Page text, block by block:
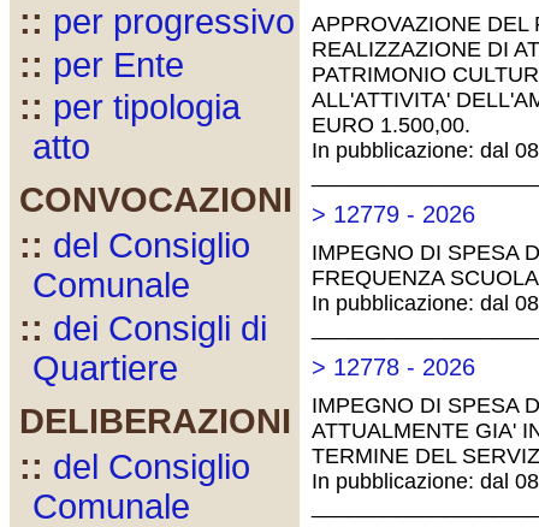
:: per progressivo
:: per Ente
:: per tipologia
atto
CONVOCAZIONI
:: del Consiglio
Comunale
:: dei Consigli di
Quartiere
DELIBERAZIONI
:: del Consiglio
Comunale
APPROVAZIONE DEL
REALIZZAZIONE DI
PATRIMONIO
ALL'ATTIVITA'
EURO 1.500,00.
In pubblicazione: dal
> 12779 - 2026
IMPEGNO DI SPESA
FREQUENZA
In pubblicazione: dal
> 12778 - 2026
IMPEGNO DI SPESA
ATTUALMENTE GIA'
TERMINE DEL
In pubblicazione: dal